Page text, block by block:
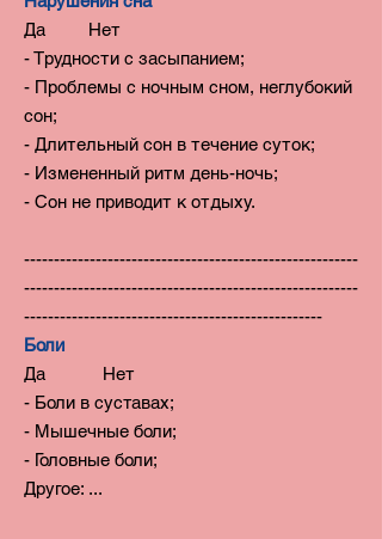
Да Нет
- Трудности с засыпанием;
- Проблемы с ночным сном, неглубокий
сон;
- Длительный сон в течение суток;
- Измененный ритм день-ночь;
- Сон не приводит к отдыху.
--------------------------------------------------------
--------------------------------------------------------
--------------------------------------------------
Боли
Да Нет
- Боли в суставах;
- Мышечные боли;
- Головные боли;
Другое: ...